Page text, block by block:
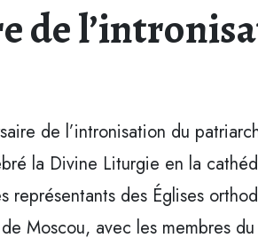
de
de l’intronisation du
la Divine Liturgie en la
des Églises
Moscou, avec les membres